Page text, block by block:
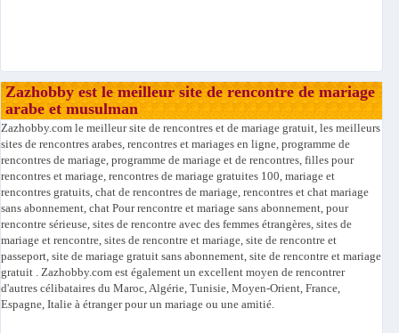
Zazhobby est le meilleur site de rencontre de mariage
arabe et musulman
Zazhobby.com le meilleur site de rencontres et de mariage gratuit, les meilleurs
sites de rencontres arabes, rencontres et mariages en ligne, programme de
rencontres de mariage, programme de mariage et de rencontres, filles pour
rencontres et mariage, rencontres de mariage gratuites 100, mariage et
rencontres gratuits, chat de rencontres de mariage, rencontres et chat mariage
sans abonnement, chat Pour rencontre et mariage sans abonnement, pour
rencontre sérieuse, sites de rencontre avec des femmes étrangères, sites de
mariage et rencontre, sites de rencontre et mariage, site de rencontre et
passeport, site de mariage gratuit sans abonnement, site de rencontre et mariage
gratuit . Zazhobby.com est également un excellent moyen de rencontrer
d'autres célibataires du Maroc, Algérie, Tunisie, Moyen-Orient, France,
Espagne, Italie à étranger pour un mariage ou une amitié.